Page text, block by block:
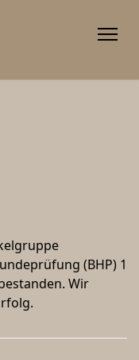
(BHP) 1
Wir